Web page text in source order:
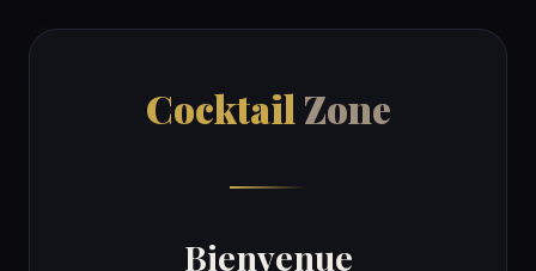
Cocktail Zone
Bienvenue
CocktailZone